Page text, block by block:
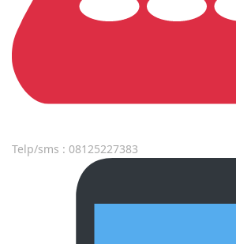
Telp/sms : 08125227383